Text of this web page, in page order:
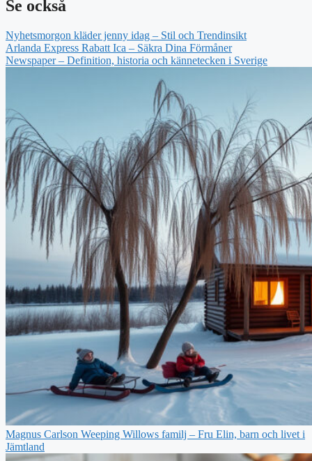
Se också
Nyhetsmorgon kläder jenny idag – Stil och Trendinsikt
Arlanda Express Rabatt Ica – Säkra Dina Förmåner
Newspaper – Definition, historia och kännetecken i Sverige
Magnus Carlson Weeping Willows familj – Fru Elin, barn och livet i
Jämtland